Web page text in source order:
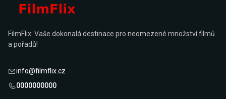
FilmFlix: Vaše dokonalá destinace pro neomezené množství filmů
a pořadů!
info@filmflix.cz
0000000000